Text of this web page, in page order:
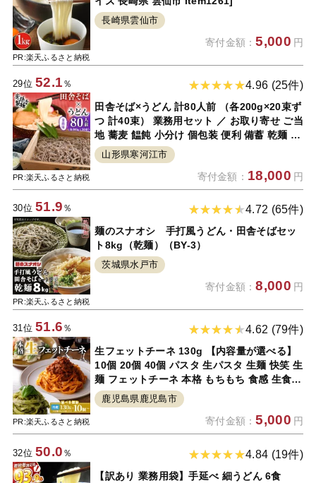
PR:楽天ふるさと納税
長崎県雲仙市
寄付金額：5,000 円
29位52.1 ％
PR:楽天ふるさと納税
4.96 (25件)
田舎そば×うどん 計80人前 （各200g×20束ず
つ 計40束） 業務用セット ／ お取り寄せ ご当
地 蕎麦 饂飩 小分け 個包装 便利 備蓄 乾麺 保
存食 常温 保管 人気 大容量 お昼ご飯 昼食 夕
食 夜食 東北 山形 国内製造 安孫子製麺 ふる
山形県寒河江市
寄付金額： 18,000 円
30位51.9 ％
PR:楽天ふるさと納税
4.72 (65件)
麺のスナオシ 手打風うどん・田舎そばセッ
ト8kg（乾麺）（BY-3）
茨城県水戸市
寄付金額：8,000 円
31位51.6 ％
PR:楽天ふるさと納税
4.62 (79件)
生フェットチーネ 130g 【内容量が選べる】
10個 20個 40個 パスタ 生パスタ 生麺 快笑 生
麺 フェットチーネ 本格 もちもち 食感 生食感
非加熱 グルメ ディナー 手料理 時短 ファリー
ナ・ダ・サローネ粉 お店の味 保存料不使用
送料無料 鹿児島市 父の日
鹿児島県鹿児島市
寄付金額：5,000 円
32位50.0 ％ 4.84 (19件)
【訳あり 業務用袋】手延べ 細うどん 6食